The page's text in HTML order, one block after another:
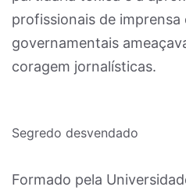
profissionais de
governamentais
coragem jornalísticas.
Segredo desvendado
Formado pela